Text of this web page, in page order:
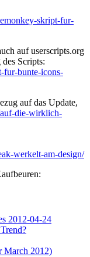
skript-fur-
auf userscripts.org
Scripts:
fur-bunte-icons-
auf das Update,
die-wirklich-
werkelt-am-design/
2012-04-24
March 2012)